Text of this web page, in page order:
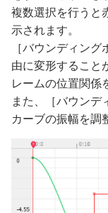
複数選択を行うと
示されます。
［バウンディン
由に変形すること
レームの位置関係
また、［バウンデ
カーブの振幅を調